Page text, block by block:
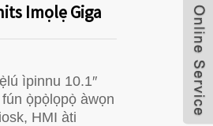
Imọlẹ Giga
ìpinnu 10.1″
ọ̀pọ̀lọpọ̀ àwọn
HMI àti